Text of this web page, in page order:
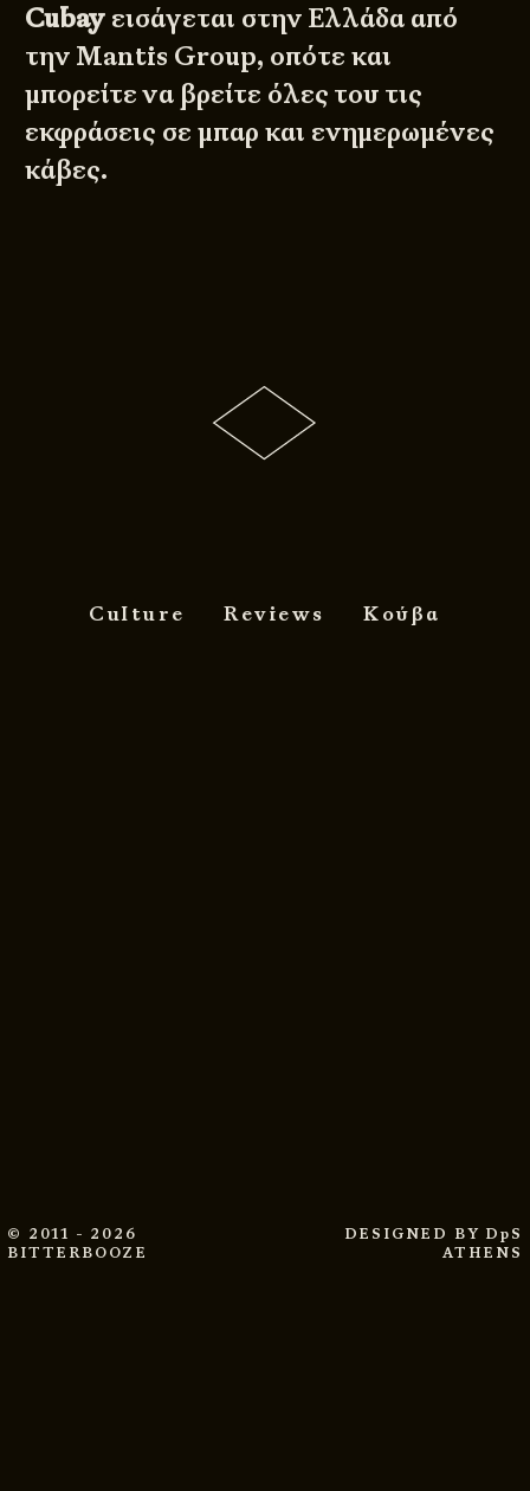
Cubay εισάγεται στην Ελλάδα από
την Mantis Group, οπότε και
μπορείτε να βρείτε όλες του τις
εκφράσεις σε μπαρ και ενημερωμένες
κάβες.
Culture Reviews Κούβα
© 2011 - 2026
BITTERBOOZE
DESIGNED BY DpS
ATHENS